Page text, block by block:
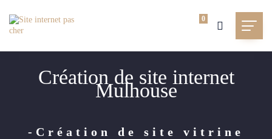
0
Création de site internet
Mulhouse
-Création de site vitrine